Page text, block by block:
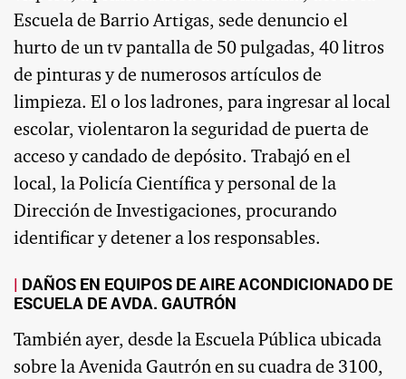
Escuela de Barrio Artigas, sede denuncio el
hurto de un tv pantalla de 50 pulgadas, 40 litros
de pinturas y de numerosos artículos de
limpieza. El o los ladrones, para ingresar al local
escolar, violentaron la seguridad de puerta de
acceso y candado de depósito. Trabajó en el
local, la Policía Científica y personal de la
Dirección de Investigaciones, procurando
identificar y detener a los responsables.
DAÑOS EN EQUIPOS DE AIRE ACONDICIONADO DE
ESCUELA DE AVDA. GAUTRÓN
También ayer, desde la Escuela Pública ubicada
sobre la Avenida Gautrón en su cuadra de 3100,